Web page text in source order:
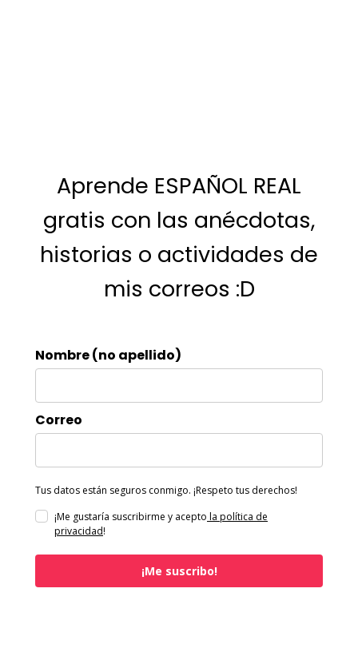
Aprende ESPAÑOL REAL
gratis con las anécdotas,
historias o actividades de
mis correos :D
Nombre (no apellido)
Correo
Tus datos están seguros conmigo. ¡Respeto tus derechos!
¡Me gustaría suscribirme y acepto la política de
privacidad!
¡Me suscribo!